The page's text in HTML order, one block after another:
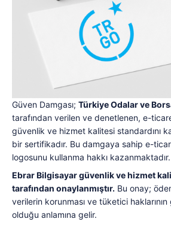
Güven Damgası; Türkiye Odalar ve
tarafından verilen ve denetlenen, e-
güvenlik ve hizmet kalitesi standardını
bir sertifikadır. Bu damgaya sahip e-
logosunu kullanma hakkı kazanmaktadır.
Ebrar Bilgisayar güvenlik ve hizmet
tarafından onaylanmıştır. Bu onay;
verilerin korunması ve tüketici
olduğu anlamına gelir.